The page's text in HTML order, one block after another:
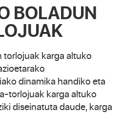
BOLADUN
torlojuak karga altuko
dinamika handiko eta
torlojuak karga altuko
diseinatuta daude, karga